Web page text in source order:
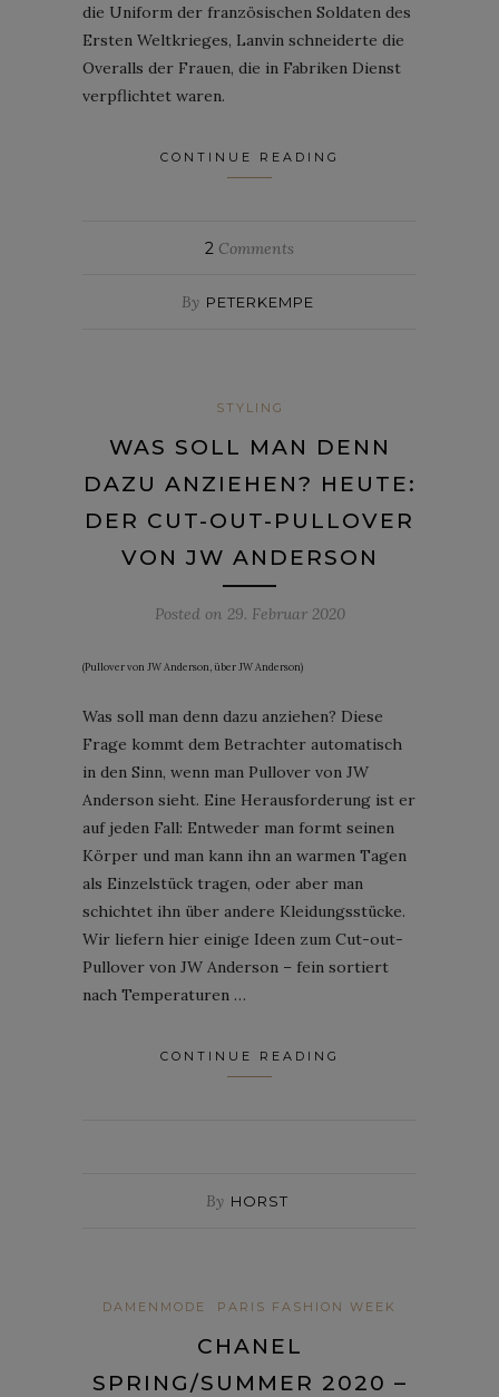
die Uniform der französischen Soldaten des
Ersten Weltkrieges, Lanvin schneiderte die
Overalls der Frauen, die in Fabriken Dienst
verpflichtet waren.
CONTINUE READING
2 Comments
By PETERKEMPE
STYLING
WAS SOLL MAN DENN
DAZU ANZIEHEN? HEUTE:
DER CUT-OUT-PULLOVER
VON JW ANDERSON
Posted on 29. Februar 2020
(Pullover von JW Anderson, über JW Anderson)
Was soll man denn dazu anziehen? Diese
Frage kommt dem Betrachter automatisch
in den Sinn, wenn man Pullover von JW
Anderson sieht. Eine Herausforderung ist er
auf jeden Fall: Entweder man formt seinen
Körper und man kann ihn an warmen Tagen
als Einzelstück tragen, oder aber man
schichtet ihn über andere Kleidungsstücke.
Wir liefern hier einige Ideen zum Cut-out-
Pullover von JW Anderson – fein sortiert
nach Temperaturen …
CONTINUE READING
By HORST
DAMENMODE PARIS FASHION WEEK
CHANEL
SPRING/SUMMER 2020 –